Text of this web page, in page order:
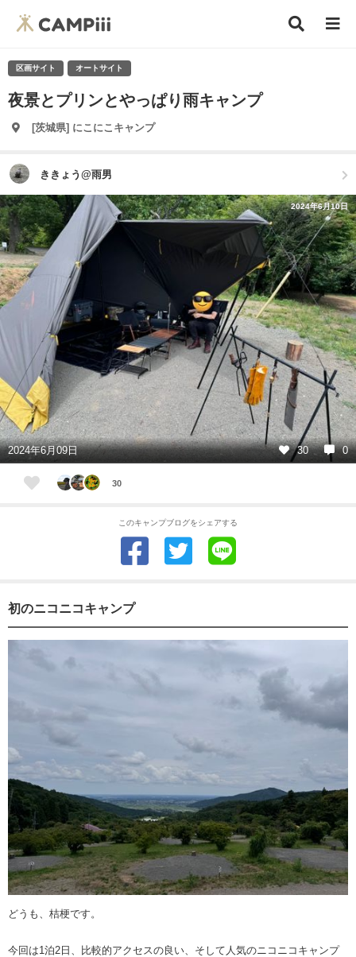
区画サイト オートサイト
夜景とプリンとやっぱり雨キャンプ
[茨城県] にこにこキャンプ
ききょう@雨男
2024年6月10日
2024年6月09日 30 0
30
このキャンプブログをシェアする
初のニコニコキャンプ
どうも、桔梗です。
今回は1泊2日、比較的アクセスの良い、そして人気のニコニコキャンプ